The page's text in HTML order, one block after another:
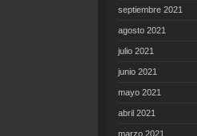
septiembre 2021
agosto 2021
julio 2021
junio 2021
mayo 2021
abril 2021
marzo 2021